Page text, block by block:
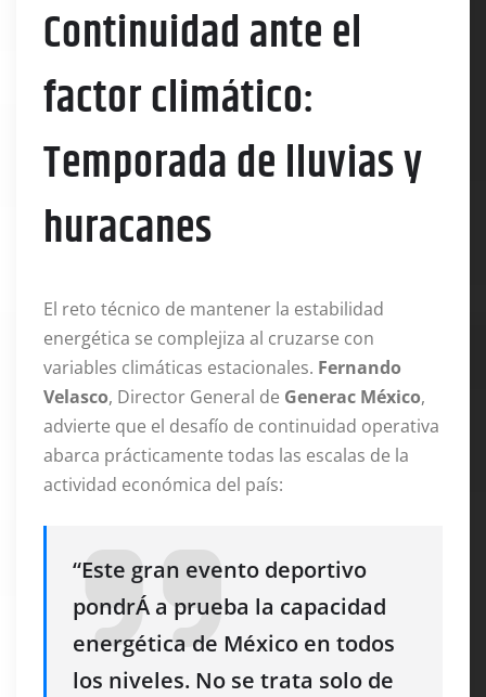
Continuidad ante el
factor climático:
Temporada de lluvias y
huracanes
El reto técnico de mantener la estabilidad
energética se complejiza al cruzarse con
variables climáticas estacionales. Fernando
Velasco, Director General de Generac México,
advierte que el desafío de continuidad operativa
abarca prácticamente todas las escalas de la
actividad económica del país:
“Este gran evento deportivo
pondrÁ a prueba la capacidad
energética de México en todos
los niveles. No se trata solo de